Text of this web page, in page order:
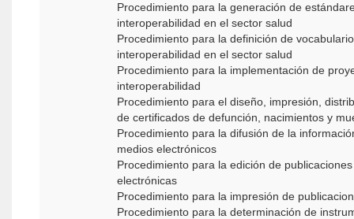
Procedimiento para la generación de
interoperabilidad en el sector salud
Procedimiento para la definición de
interoperabilidad en el sector salud
Procedimiento para la implementación de
interoperabilidad
Procedimiento para el diseño, impresión,
de certificados de defunción, nacimientos y
Procedimiento para la difusión de la
medios electrónicos
Procedimiento para la edición de
electrónicas
Procedimiento para la impresión de
Procedimiento para la determinación de